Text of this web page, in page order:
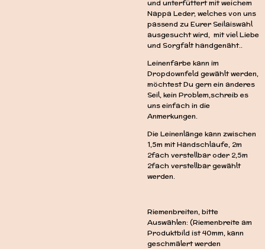
und unterfüttert mit weichem
Nappa Leder, welches von uns
passend zu Eurer Seilaiswahl
ausgesucht wird, mit viel Liebe
und Sorgfalt handgenäht..
Leinenfarbe kann im
Dropdownfeld gewählt werden,
möchtest Du gern ein anderes
Seil, kein Problem,schreib es
uns einfach in die
Anmerkungen.
Die Leinenlänge kann zwischen
1,5m mit Handschlaufe, 2m
2fach verstellbar oder 2,5m
2fach verstellbar gewählt
werden.
Riemenbreiten, bitte
Auswählen: (Riemenbreite am
Produktbild ist 40mm, kann
geschmälert werden